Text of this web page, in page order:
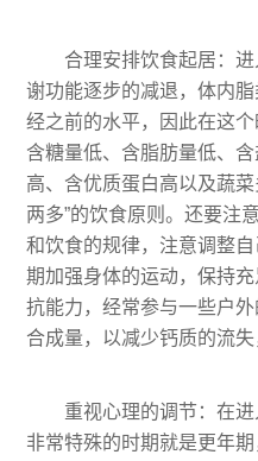
合理安排饮食起居：
谢功能逐步的减退，体内
经之前的水平，因此在这
含糖量低、含脂肪量低、
高、含优质蛋白高以及蔬菜
两多”的饮食原则。还要注
和饮食的规律，注意调整
期加强身体的运动，保持
抗能力，经常参与一些户
合成量，以减少钙质的流
重视心理的调节：在
非常特殊的时期就是更年